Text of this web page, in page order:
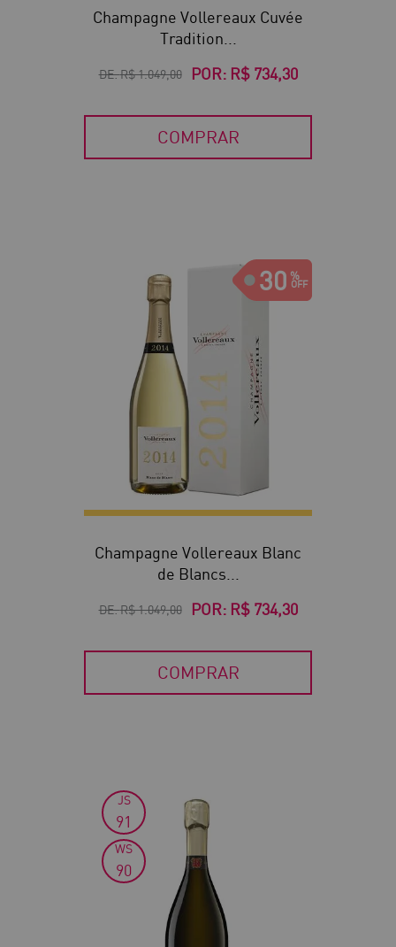
Champagne Vollereaux Cuvée
Tradition...
DE:R$ 1.049,00 POR: R$ 734,30
COMPRAR
30
Champagne Vollereaux Blanc
de Blancs...
DE:R$ 1.049,00 POR: R$ 734,30
COMPRAR
JS
91
WS
90